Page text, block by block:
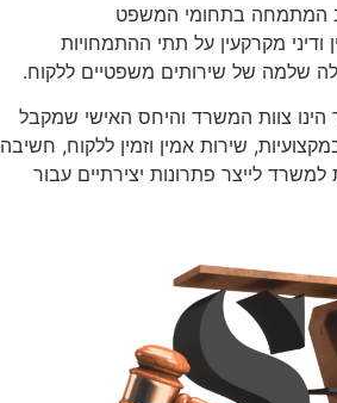
המתמחה בתחומי המשפט
ודיני מקרקעין על תתי ההתמחויות
שלמה של שירותים משפטיים ללקוח.
צוות המשרד והיחס האישי שמקבל
שירות אמין וזמין ללקוח, חשיבה
לייצר פתרונות יצירתיים עבור